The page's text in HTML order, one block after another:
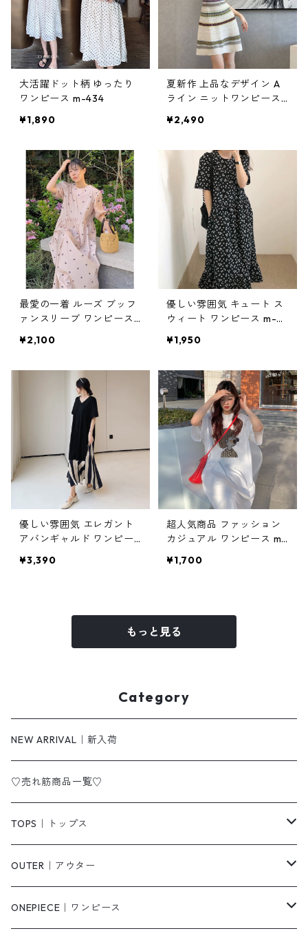
大活躍ドット柄 ゆったり
ワンピース m-434
¥1,890
夏新作 上品なデザイン A
ライン ニットワンピース
¥2,490
最愛の一着 ルーズ ブッフ
ァンスリーブ ワンピース
¥2,100
優しい雰囲気 キュート ス
ウィート ワンピース m-53
¥1,950
優しい雰囲気 エレガント
アバンギャルド ワンピー
¥3,390
超人気商品 ファッション
カジュアル ワンピース m-
¥1,700
もっと見る
Category
NEW ARRIVAL｜新入荷
♡売れ筋商品一覧♡
TOPS｜トップス
Tシャツ/カットソー
シャツ/ブラウス
OUTER｜アウター
ジャケット/ブルゾン
ONEPIECE｜ワンピース